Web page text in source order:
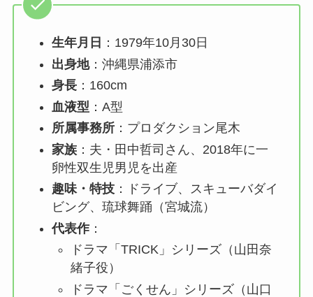
生年月日 ：1979年10月30日
出身地：沖縄県浦添市
身長：160cm
血液型 ：A型
所属事務所：プロダクション尾木
家族：夫・田中哲司さん、2018年に一
卵性双生児男児を出産
趣味・特技：ドライブ、スキューバダイ
ビング、琉球舞踊（宮城流）
代表作：
ドラマ「TRICK」シリーズ（山田奈
緒子役）
ドラマ「ごくせん」シリーズ（山口